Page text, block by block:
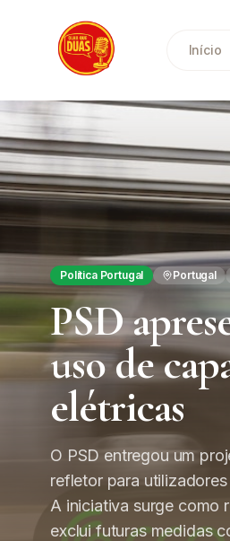
Início
Política Portugal Portugal
PSD
uso de
elétricas
O PSD entregou um
refletor para
A iniciativa surge como
exclui futuras medidas